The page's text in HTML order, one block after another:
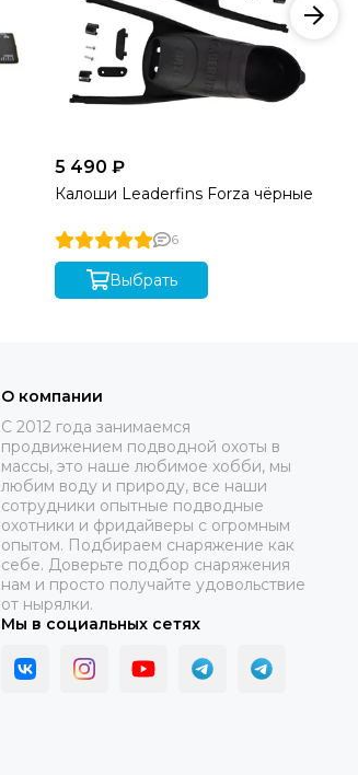
5 490 ₽
Калоши Leaderfins Forza чёрные
6
Выбрать
О компании
C 2012 года занимаемся
продвижением подводной охоты в
массы, это наше любимое хобби, мы
любим воду и природу, все наши
сотрудники опытные подводные
охотники и фридайверы с огромным
опытом. Подбираем снаряжение как
себе. Доверьте подбор снаряжения
нам и просто получайте удовольствие
от нырялки.
Мы в социальных сетях